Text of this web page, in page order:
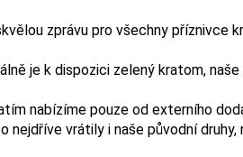
zprávu pro všechny příznivce
je k dispozici zelený kratom,
nabízíme pouze od externího
nejdříve vrátily i naše původní